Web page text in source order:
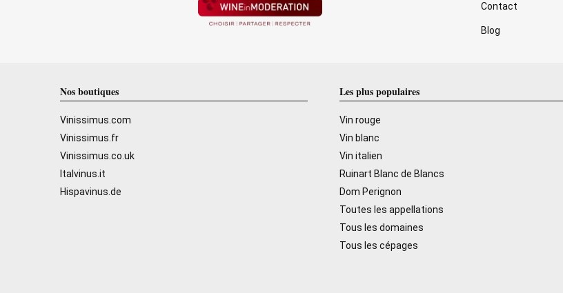
Contact
Blog
Nos boutiques
Vinissimus.com
Vinissimus.fr
Vinissimus.co.uk
Italvinus.it
Hispavinus.de
Les plus populaires
Vin rouge
Vin blanc
Vin italien
Ruinart Blanc de Blancs
Dom Perignon
Toutes les appellations
Tous les domaines
Tous les cépages